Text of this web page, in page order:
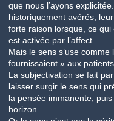
que nous l’ayons
historiquement avérés,
forte raison lorsque, ce
est activée par l’affect.
Mais le sens s’use
fournissaient » aux patients
La subjectivation se fait
laisser surgir le sens qui
la pensée immanente,
horizon.